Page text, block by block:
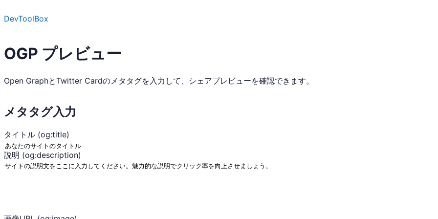
DevToolBox
OGP プレビュー
Open GraphとTwitter Cardのメタタグを入力して、シェアプレビューを確認できます。
メタタグ入力
タイトル (og:title)
説明 (og:description)